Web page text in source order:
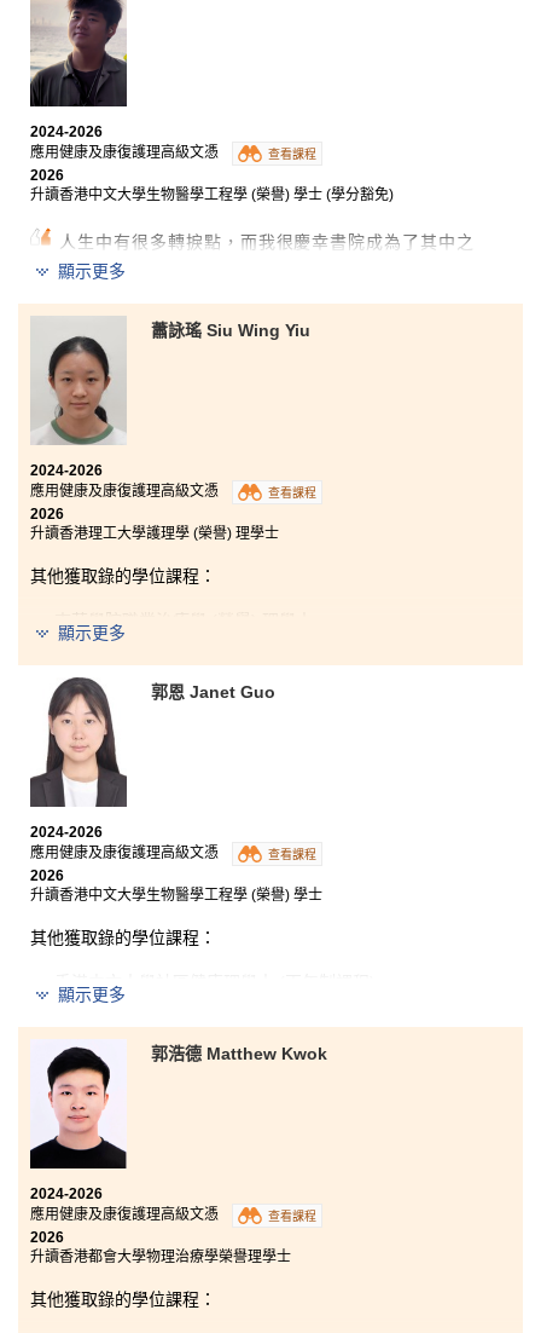
在這兩年的學習中，我不但累積了豐富的知識，也獲得
了寶貴的經驗。課程除了會教授核心護理知識外，更涵
蓋了物理治療及職業治療等多元範疇，擴闊了我的專業
視野。書院講師專業且充滿教學熱誠 — 在課堂上講解人
體肌肉結構，又會介紹整個解剖流程，更會親自指導我
們幫助病人換尿片等臨床實務技能，真正做到理論與實
踐並重。感謝書院講師的教導和鼓勵，同學之間的相互
扶持，讓我從學習中尋回自信，並確立了未來會投身護
理行業、服務社會的志向。
2024-2026
應用健康及康復護理高級文憑
查看課程
2026
升讀香港中文大學生物醫學工程學 (榮譽) 學士 (學分豁免)
人生中有很多轉捩點，而我很慶幸書院成為了其中之
一，因為它讓我重新點燃對求學的信心與熱情。
我衷心感謝書院提供優質的學習資源，不但豐富了我的
學習體驗，亦為我日後的學術道路打下了扎實的基礎。
在書院學習的這兩年間，課程不僅鞏固了我的醫療知
識，每一次的課外經歷，更教會了我堅韌、同理心，以
及專注追求目標的重要性。書院講師們不但傳授基礎的
醫學知識，亦提供寶貴的實際操作機會，讓我能夠在臨
床實習中學以致用。課程又拓闊了我的眼界，讓我有機
會與有復康需要的人士交流，了解當前的醫療需求，並
學習不同復康設備的應用。此外，我亦參加了學生發展
資源中心舉辦的課外活動，與其他學科的同學交流想
法。每一次全新的體驗，都發掘了另一面的自己。
最後，我想衷心感謝每一位講師一直以來的指導與支
讓我能夠在每一次挑戰中成長並有所收穫。展望未來，
篇章。
顯示更多
蕭詠瑤 Siu Wing Yiu
2024-2026
應用健康及康復護理高級文憑
查看課程
2026
升讀香港理工大學護理學 (榮譽) 理學士
其他獲取錄的學位課程：
東華學院職業治療學 (榮譽) 理學士
學學士(兩年制課程)
書院的課程實用且多元，涵蓋多項醫療專業科目與實務
操作內容。課程安排了不同形式的課堂練習、測驗及模
擬訓練，讓我有機會反覆嘗試、從錯誤中學習，並逐步
成長。在修讀高級文憑的兩年間，我結識了一群志同道
合的學習夥伴，講師也提供許多升學建議與學術指導，
使我在理論基礎與臨床技巧上能同步成長。這段珍貴的
學習經歷也培養了我堅持不懈、絕不輕言放棄的學習態
顯示更多
郭恩 Janet Guo
2024-2026
應用健康及康復護理高級文憑
查看課程
2026
升讀香港中文大學生物醫學工程學 (榮譽) 學士
其他獲取錄的學位課程：
香港中文大學社區健康理學士 (兩年制課程)
嶺南大學社會科學 (榮譽) 學士 - 健康及社會服務管理 (高
年級入學)
香港都會大學教育榮譽學士 (幼兒教育: 領導及特殊教育需
要)
東華學院護理學 (榮譽) 健康科學學士
東華學院應用老年學 (榮譽) 理學士 (高年級入學)
顯示更多
郭浩德 Matthew Kwok
2024-2026
應用健康及康復護理高級文憑
查看課程
2026
升讀香港都會大學物理治療學榮譽理學士
其他獲取錄的學位課程：